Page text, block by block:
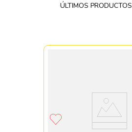
ÚLTIMOS PRODUCTOS